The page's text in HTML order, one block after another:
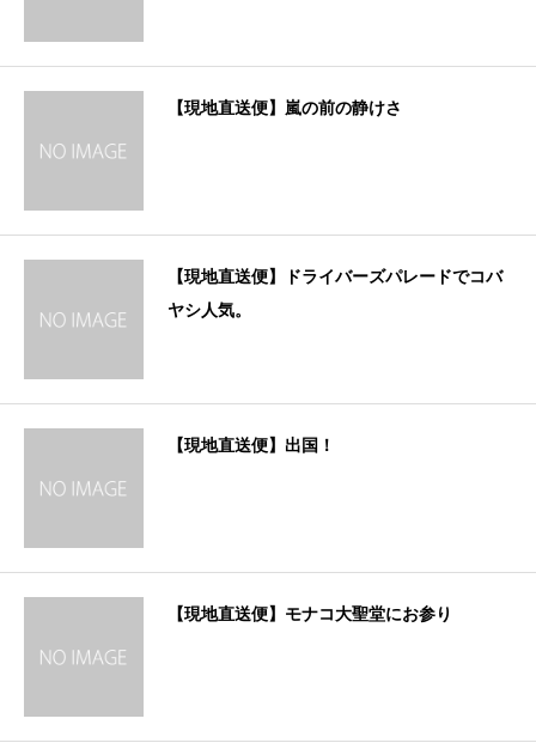
【現地直送便】嵐の前の静けさ
【現地直送便】ドライバーズパレードでコバ
ヤシ人気。
【現地直送便】出国！
【現地直送便】モナコ大聖堂にお参り